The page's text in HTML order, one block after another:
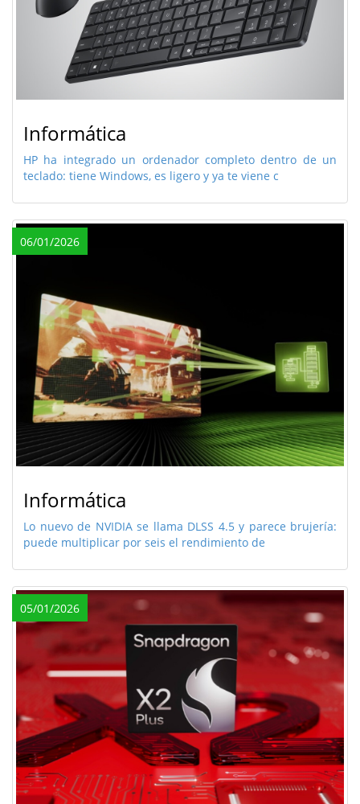
Informática
HP ha integrado un ordenador completo dentro de un
teclado: tiene Windows, es ligero y ya te viene c
06/01/2026
Informática
Lo nuevo de NVIDIA se llama DLSS 4.5 y parece brujería:
puede multiplicar por seis el rendimiento de
05/01/2026